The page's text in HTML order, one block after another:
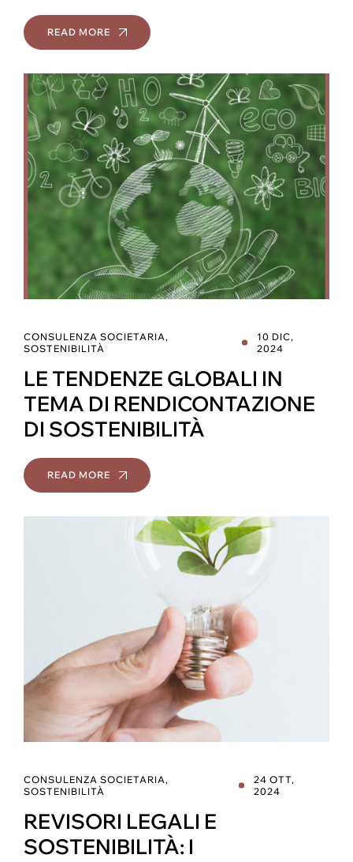
READ MORE
CONSULENZA SOCIETARIA ,
SOSTENIBILITÀ
10 DIC,
2024
LE TENDENZE GLOBALI IN
TEMA DI RENDICONTAZIONE
DI SOSTENIBILITÀ
READ MORE
CONSULENZA SOCIETARIA ,
SOSTENIBILITÀ
24 OTT,
2024
REVISORI LEGALI E
SOSTENIBILITÀ: I